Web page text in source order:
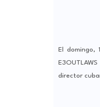
El
director